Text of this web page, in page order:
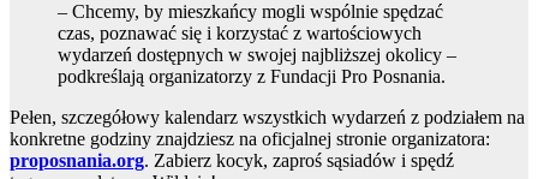
– Chcemy, by mieszkańcy mogli wspólnie spędzać
czas, poznawać się i korzystać z wartościowych
wydarzeń dostępnych w swojej najbliższej okolicy –
podkreślają organizatorzy z Fundacji Pro Posnania.
Pełen, szczegółowy kalendarz wszystkich wydarzeń z podziałem na
konkretne godziny znajdziesz na oficjalnej stronie organizatora:
proposnania.org. Zabierz kocyk, zaproś sąsiadów i spędź